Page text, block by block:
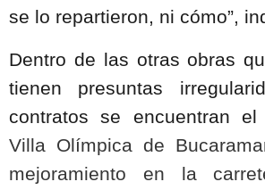
se lo repartieron, ni cómo”,
Dentro de las otras obras
tienen presuntas
contratos se encuentran el
Villa Olímpica de
mejoramiento en la